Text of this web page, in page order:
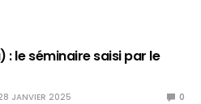
le séminaire saisi par le
JANVIER 2025 0